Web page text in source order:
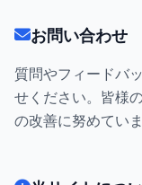
お問い合わせ
質問やフィードバ
せください。皆様
の改善に努めていま